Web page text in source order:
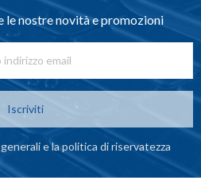
le nostre novità e promozioni
Iscriviti
e la politica di riservatezza